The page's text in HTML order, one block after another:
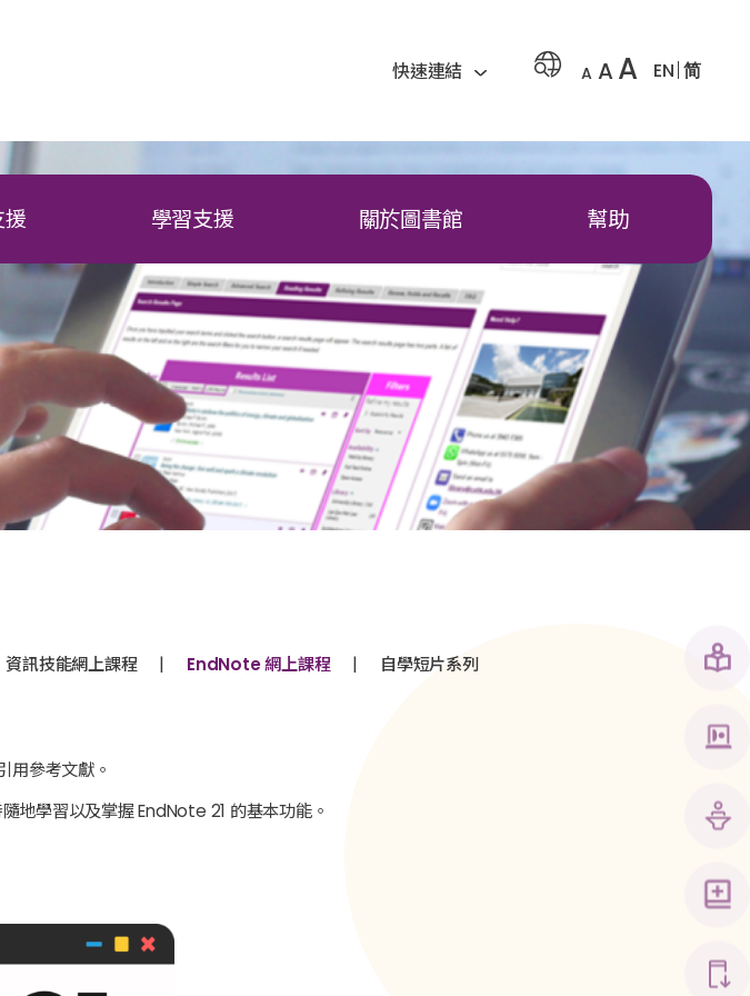
快速連結 A A A EN 简
學習支援 關於圖書館 幫助
資訊技能網上課程 | EndNote 網上課程 | 自學短片系列
用參考文獻。
地學習以及掌握 EndNote 21 的基本功能。